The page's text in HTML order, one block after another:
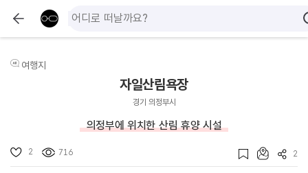
여행지
자일산림욕장
경기 의정부시
의정부에 위치한 산림 휴양 시설
2 716 2